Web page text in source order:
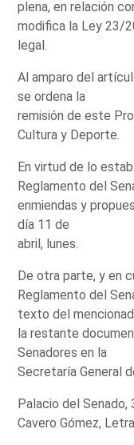
plena, en relación
modifica la Ley 23/
legal.
Al amparo del
se ordena la
remisión de este
Cultura y Deporte.
En virtud de lo
Reglamento del
enmiendas y
día 11 de
abril, lunes.
De otra parte, y en
Reglamento del
texto del
la restante
Senadores en la
Secretaría General
Palacio del Senado,
Cavero Gómez,